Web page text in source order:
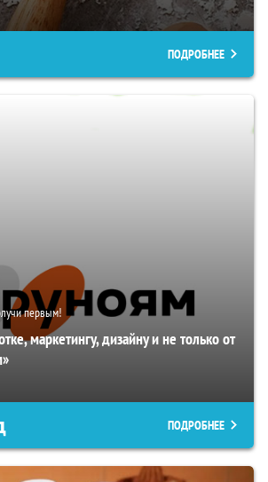
ПОДРОБНЕЕ
первым!
маркетингу, дизайну и не только от
ПОДРОБНЕЕ